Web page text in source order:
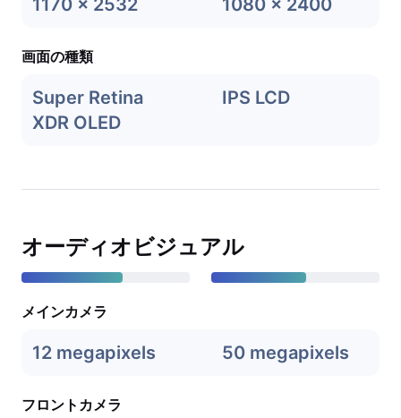
1170 x 2532 1080 x 2400
画面の種類
Super Retina
XDR OLED
IPS LCD
オーディオビジュアル
メインカメラ
12 megapixels 50 megapixels
フロントカメラ